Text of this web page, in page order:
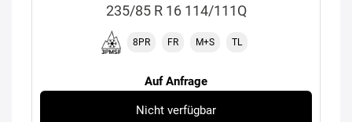
235/85 R 16 114/111Q
8PR FR M+S TL
Auf Anfrage
Nicht verfügbar